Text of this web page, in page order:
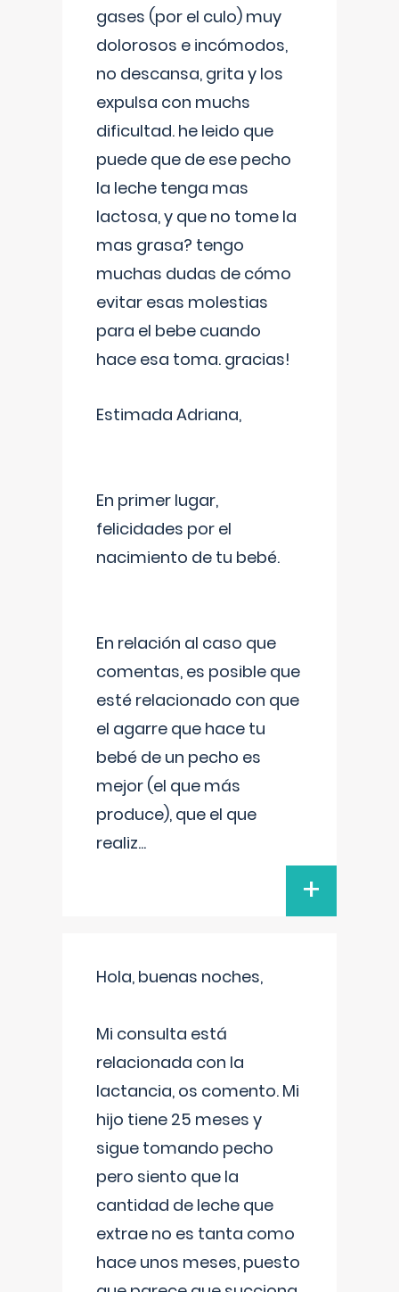
gases (por el culo) muy
dolorosos e incómodos,
no descansa, grita y los
expulsa con muchs
dificultad. he leido que
puede que de ese pecho
la leche tenga mas
lactosa, y que no tome la
mas grasa? tengo
muchas dudas de cómo
evitar esas molestias
para el bebe cuando
hace esa toma. gracias!
Estimada Adriana,
En primer lugar,
felicidades por el
nacimiento de tu bebé.
En relación al caso que
comentas, es posible que
esté relacionado con que
el agarre que hace tu
bebé de un pecho es
mejor (el que más
produce), que el que
realiz...
+
Hola, buenas noches,
Mi consulta está
relacionada con la
lactancia, os comento. Mi
hijo tiene 25 meses y
sigue tomando pecho
pero siento que la
cantidad de leche que
extrae no es tanta como
hace unos meses, puesto